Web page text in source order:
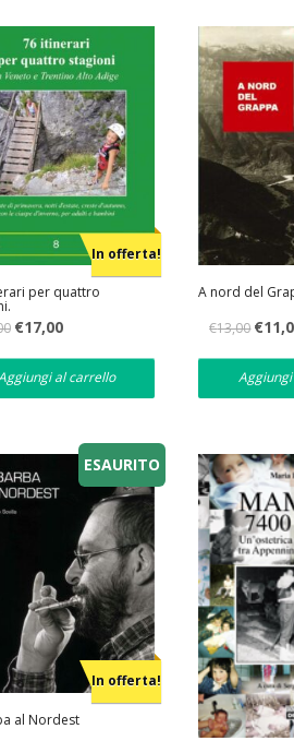
In offerta!
per quattro
Il
originale
era:
€17,00Il
attuale
è:
al carrello
A nord del
€13,00 Il
era:
€
In offerta!
ESAURITO
al Nordest